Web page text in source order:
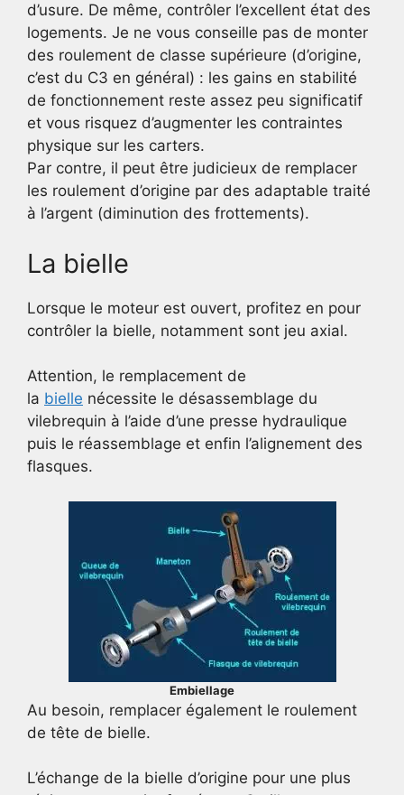
d’usure. De même, contrôler l’excellent état des
logements. Je ne vous conseille pas de monter
des roulement de classe supérieure (d’origine,
c’est du C3 en général) : les gains en stabilité
de fonctionnement reste assez peu significatif
et vous risquez d’augmenter les contraintes
physique sur les carters.
Par contre, il peut être judicieux de remplacer
les roulement d’origine par des adaptable traité
à l’argent (diminution des frottements).
La bielle
Lorsque le moteur est ouvert, profitez en pour
contrôler la bielle, notamment sont jeu axial.
Attention, le remplacement de
la bielle nécessite le désassemblage du
vilebrequin à l’aide d’une presse hydraulique
puis le réassemblage et enfin l’alignement des
flasques.
Embiellage
Au besoin, remplacer également le roulement
de tête de bielle.
L’échange de la bielle d’origine pour une plus